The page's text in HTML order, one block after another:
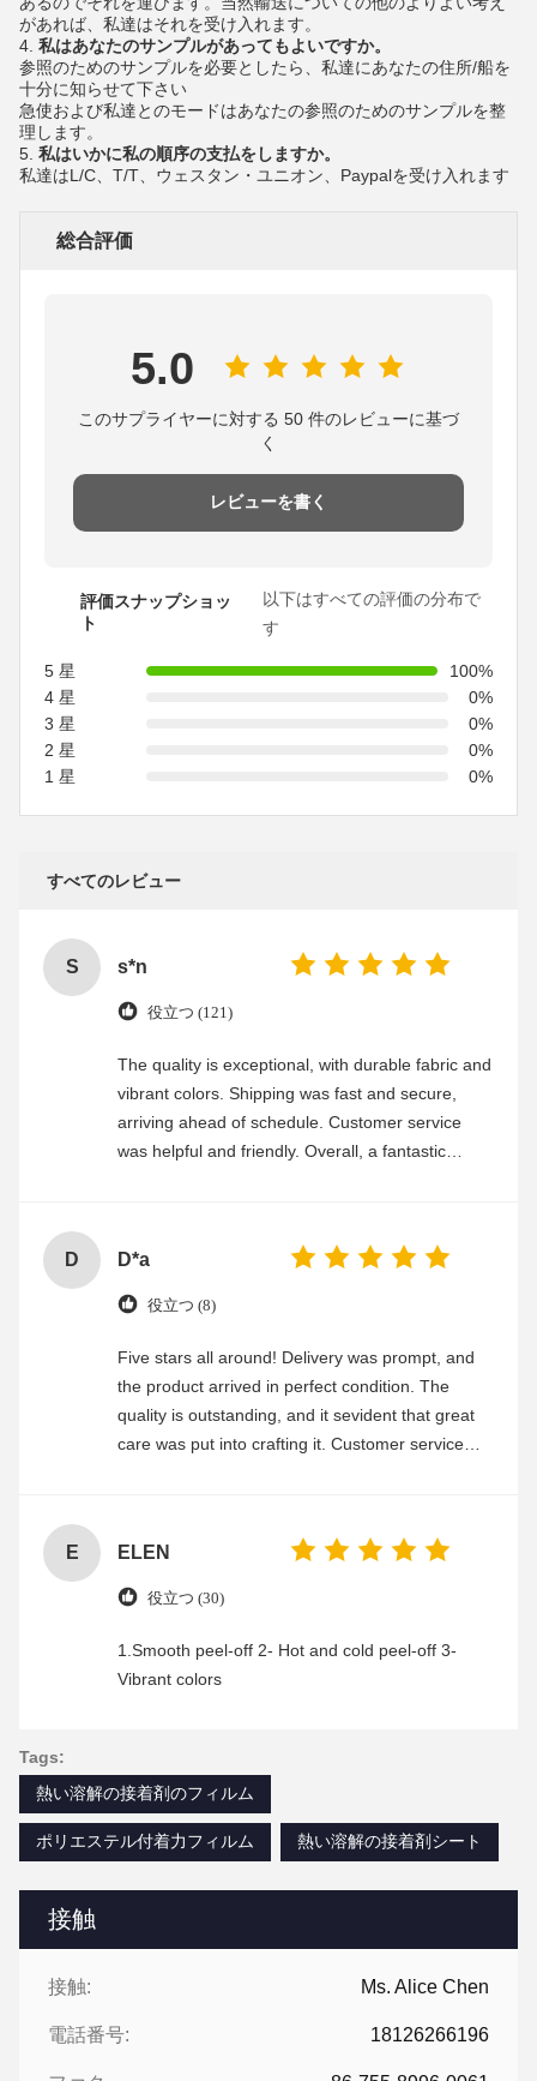
接触
接触: Ms. Alice Chen
電話番号: 18126266196
があれば、私達はそれを受け入れます。
4. 私はあなたのサンプルがあってもよいですか。
参照のためのサンプルを必要としたら、私達にあなたの住所/船を
十分に知らせて下さい
急使および私達とのモードはあなたの参照のためのサンプルを整
理します。
5. 私はいかに私の順序の支払をしますか。
私達はL/C、T/T、ウェスタン・ユニオン、Paypalを受け入れます
総合評価
5.0
このサプライヤーに対する 50 件のレビューに基づ
く
レビューを書く
評価スナップショッ
ト
以下はすべての評価の分布で
す
5 星
100%
4 星
0%
3 星
0%
2 星
0%
1 星
0%
すべてのレビュー
S s*n
役立つ (121)
The quality is exceptional, with durable fabric and
vibrant colors. Shipping was fast and secure,
arriving ahead of schedule. Customer service
was helpful and friendly. Overall, a fantastic
D D*a
役立つ (8)
Five stars all around! Delivery was prompt, and
the product arrived in perfect condition. The
quality is outstanding, and it sevident that great
care was put into crafting it. Customer service
E ELEN
役立つ (30)
1.Smooth peel-off 2- Hot and cold peel-off 3-
Vibrant colors
Tags:
熱い溶解の接着剤のフィルム
ポリエステル付着力フィルム 熱い溶解の接着剤シート